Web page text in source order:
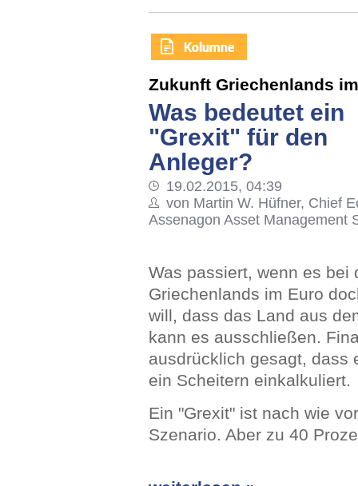
Zukunft Griechenlands
Was bedeutet ein
"Grexit" für den
Anleger?
19.02.2015, 04:39
von Martin W. Hüfner, Chief
Assenagon Asset Management
Was passiert, wenn es bei
Griechenlands im Euro
will, dass das Land aus
kann es ausschließen.
ausdrücklich gesagt, dass
ein Scheitern einkalkuliert.
Ein "Grexit" ist nach wie
Szenario. Aber zu 40